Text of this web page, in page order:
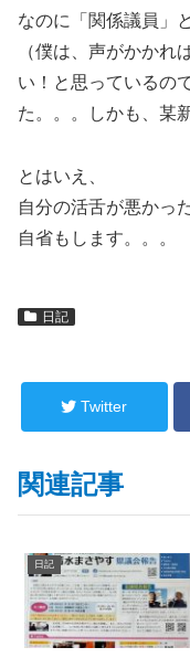
なのに「関係議員」
（僕は、声がかかれ
い！と思っているの
た。。。しかも、某
とはいえ、
自分の活舌が悪かっ
自省もします。。。
日記
Twitter
関連記事
日記